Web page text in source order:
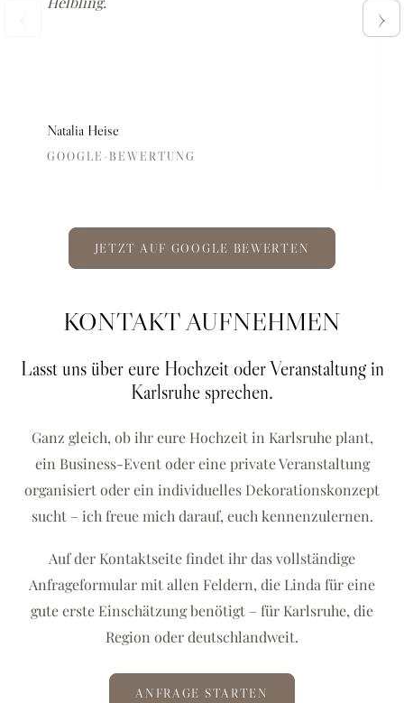
Natalia Heise
GOOGLE-BEWERTUNG
›
JETZT AUF GOOGLE BEWERTEN
KONTAKT AUFNEHMEN
Lasst uns über eure Hochzeit oder Veranstaltung in
Karlsruhe sprechen.
Ganz gleich, ob ihr eure Hochzeit in Karlsruhe plant,
ein Business-Event oder eine private Veranstaltung
organisiert oder ein individuelles Dekorationskonzept
sucht – ich freue mich darauf, euch kennenzulernen.
Auf der Kontaktseite findet ihr das vollständige
Anfrageformular mit allen Feldern, die Linda für eine
gute erste Einschätzung benötigt – für Karlsruhe, die
Region oder deutschlandweit.
ANFRAGE STARTEN